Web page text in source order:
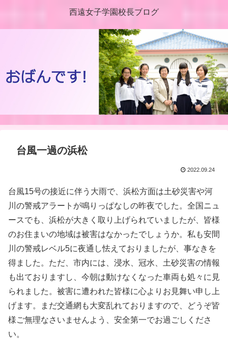
西遠女子学園校長ブログ
台風一過の浜松
2022.09.24
台風15号の接近に伴う大雨で、浜松方面は土砂災害や河
川の警戒アラートが鳴りっぱなしの昨夜でした。全国ニュ
ースでも、浜松が大きく取り上げられていましたが、皆様
のお住まいの地域は被害はなかったでしょうか。私も安間
川の警戒レベル5に夜通し怯えておりましたが、事なきを
得ました。ただ、市内には、浸水、冠水、土砂災害の情報
も出ておりますし、今朝は動けなくなった車両も処々に見
られました。被害に遭われた皆様に心よりお見舞い申し上
げます。まだ交通網も大変乱れておりますので、どうぞ皆
様ご無理なさいませんよう、安全第一でお過ごしくださ
い。